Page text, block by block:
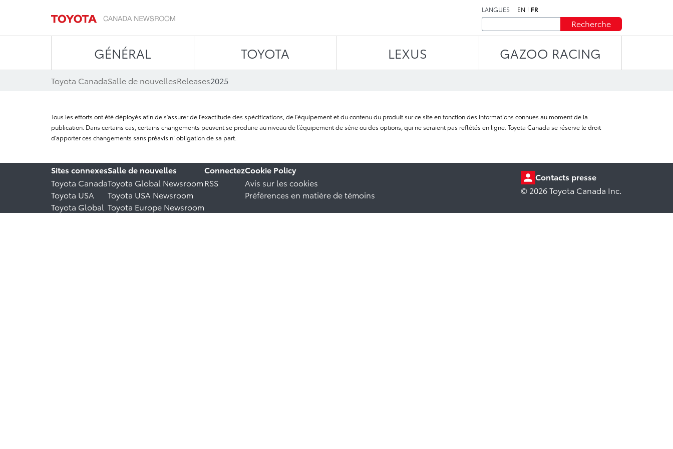
LANGUES EN FR
Recherche
GÉNÉRAL TOYOTA LEXUS GAZOO RACING
Toyota CanadaSalle de nouvellesReleases2025
Tous les efforts ont été déployés afin de s’assurer de l’exactitude des spécifications, de l’équipement et du contenu du produit sur ce site en fonction des informations connues au moment de la
publication. Dans certains cas, certains changements peuvent se produire au niveau de l’équipement de série ou des options, qui ne seraient pas reflétés en ligne. Toyota Canada se réserve le droit
d’apporter ces changements sans préavis ni obligation de sa part.
Sites connexes
Toyota Canada
Toyota USA
Toyota Global
Salle de nouvelles
Toyota Global Newsroom
Toyota USA Newsroom
Toyota Europe Newsroom
Connectez
RSS
Cookie Policy
Avis sur les cookies
Préférences en matière de témoins
Contacts presse
© 2026 Toyota Canada Inc.